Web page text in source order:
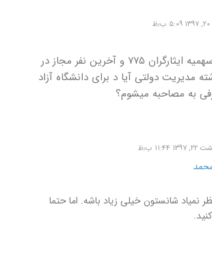
تراز ۵۰۰ رتبه در سهمیه ایثارگران ۷۷۵ و آخرین نفر مجاز در
در رشته مدیریت دولتی آیا د برای دانشگاه آزاد
به مصاحبه میشوم؟
۱۱:۴۴ ب٫ظ
نمیاد شانستون خیلی زیاد باشه. اما حتما